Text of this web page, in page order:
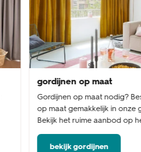
gordijnen op maat
Gordijnen op maat nodig?
op maat gemakkelijk in onze
Bekijk het ruime aanbod op
bekijk gordijnen